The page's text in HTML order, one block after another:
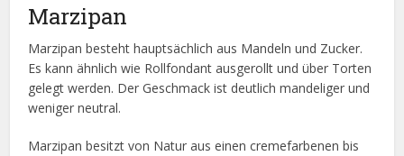
Marzipan
Marzipan besteht hauptsächlich aus Mandeln und Zucker.
Es kann ähnlich wie Rollfondant ausgerollt und über Torten
gelegt werden. Der Geschmack ist deutlich mandeliger und
weniger neutral.
Marzipan besitzt von Natur aus einen cremefarbenen bis